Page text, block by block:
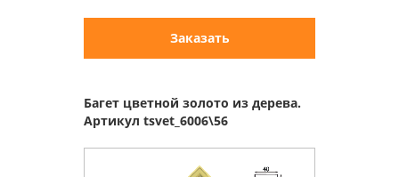
Заказать
Багет цветной золото из дерева.
Артикул tsvet_6006\56